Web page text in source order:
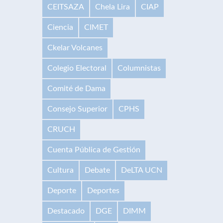
CEITSAZA Chela Lira CIAP
Ciencia CIMET
Ckelar Volcanes
Colegio Electoral Columnistas
Comité de Dama
Consejo Superior CPHS
CRUCH
Cuenta Pública de Gestión
Cultura Debate DeLTA UCN
Deporte Deportes
Destacado DGE DIMM